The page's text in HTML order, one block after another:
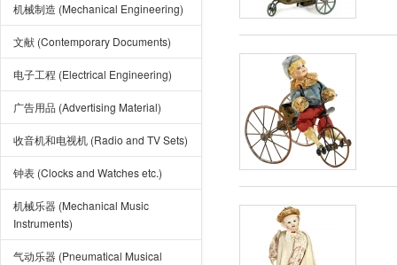
机械制造 (Mechanical Engineering)
文献 (Contemporary Documents)
电子工程 (Electrical Engineering)
广告用品 (Advertising Material)
收音机和电视机 (Radio and TV Sets)
钟表 (Clocks and Watches etc.)
机械乐器 (Mechanical Music
Instruments)
气动乐器 (Pneumatical Musical